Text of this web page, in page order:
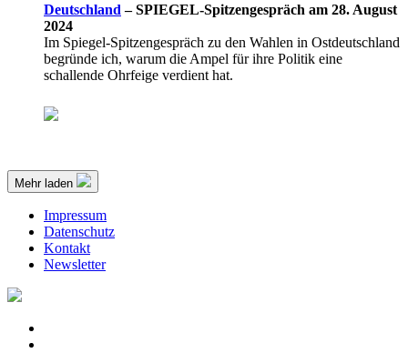
Deutschland – SPIEGEL-Spitzengespräch am 28. August
2024
Im Spiegel-Spitzengespräch zu den Wahlen in Ostdeutschland
begründe ich, warum die Ampel für ihre Politik eine
schallende Ohrfeige verdient hat.
Mehr laden
Impressum
Datenschutz
Kontakt
Newsletter